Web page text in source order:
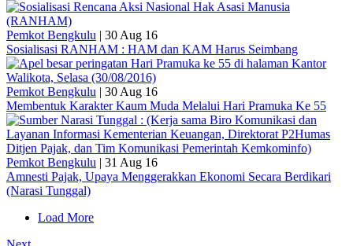
Pemkot Bengkulu | 30 Aug 16
Sosialisasi RANHAM : HAM dan KAM Harus Seimbang
Pemkot Bengkulu | 30 Aug 16
Membentuk Karakter Kaum Muda Melalui Hari Pramuka Ke 55
Pemkot Bengkulu | 31 Aug 16
Amnesti Pajak, Upaya Menggerakkan Ekonomi Secara Berdikari
(Narasi Tunggal)
Load More